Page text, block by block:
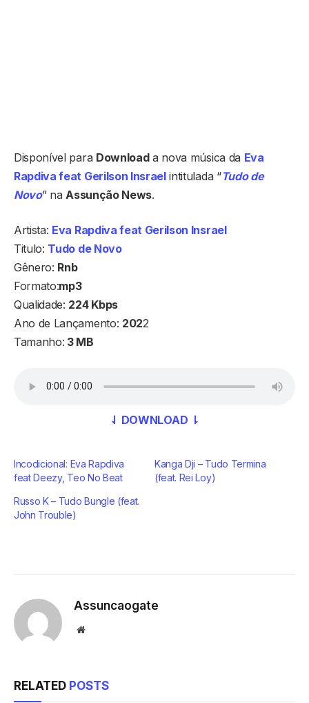
Disponível para Downloada nova música da Eva
Rapdiva feat Gerilson Insraelintitulada “Tudo de
Novo” na Assunção News.
Artista: Eva Rapdiva feat Gerilson Insrael
Titulo: Tudo de Novo
Gênero: Rnb
Formato:mp3
Qualidade: 224 Kbps
Ano de Lançamento: 2022
Tamanho: 3 MB
⇃ DOWNLOAD ⇂
Incodicional: Eva Rapdiva
feat Deezy, Teo No Beat
Kanga Dji – Tudo Termina
(feat. Rei Loy)
Russo K – Tudo Bungle (feat.
John Trouble)
Assuncaogate
Website
RELATED POSTS